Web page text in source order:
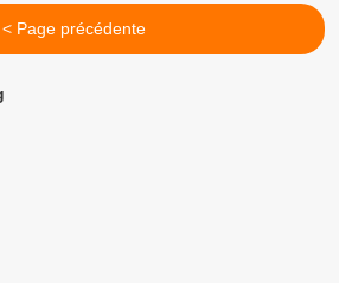
< Page précédente